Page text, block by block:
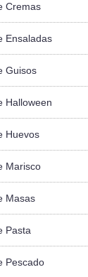
Cremas
Ensaladas
Guisos
Halloween
Huevos
Marisco
Masas
Pasta
Pescado